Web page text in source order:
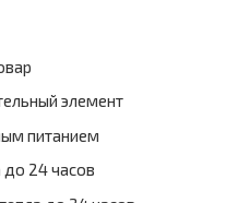
элемент
питанием
до 24 часов